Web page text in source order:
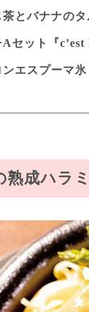
とバナナのタ
セット『c’est
エスプーマ氷
熟成ハラ